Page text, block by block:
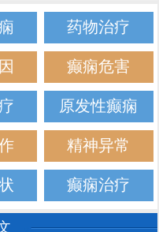
药物治疗
癫痫危害
原发性癫痫
精神异常
癫痫治疗